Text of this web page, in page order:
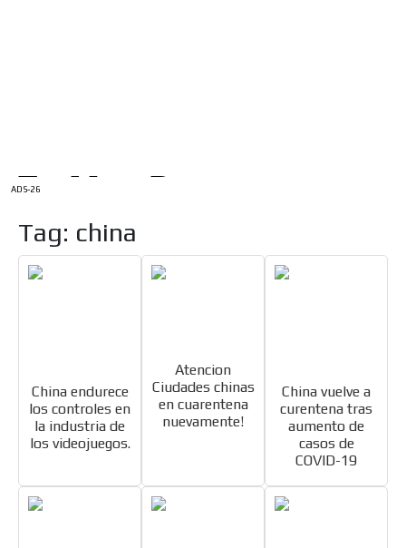
ADS-26
Tag: china
China endurece
los controles en
la industria de
los videojuegos.
Atencion
Ciudades chinas
en cuarentena
nuevamente!
China vuelve a
curentena tras
aumento de
casos de
COVID-19